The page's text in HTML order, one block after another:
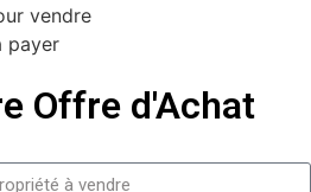
vendre
payer
Offre d'Achat